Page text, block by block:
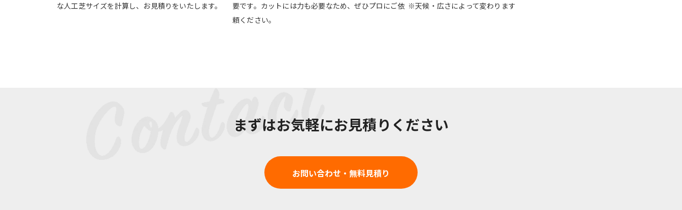
な人工芝サイズを計算し、お見積りをいたします。
要です。カットには力も必要なため、ぜひプロにご依
頼ください。
※天候・広さによって変わります
まずはお気軽にお見積りください
お問い合わせ・無料見積り